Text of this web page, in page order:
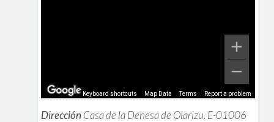
Keyboard shortcuts Map Data Terms Report a problem
Dirección Casa de la Dehesa de Olarizu. E-01006